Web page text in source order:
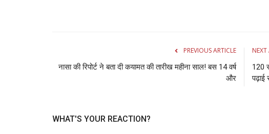
PREVIOUS ARTICLE
नासा की रिपोर्ट ने बता दी कयामत की तारीख महीना साल! बस 14 वर्ष
और
NEXT
120
पढ़ाई
WHAT'S YOUR REACTION?
दिमाग में कैसा दिखता है कैलेंडर इस सवाल पर सोशल
मीडिया...